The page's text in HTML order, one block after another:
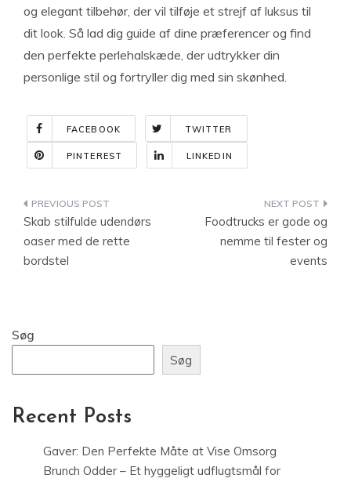
og elegant tilbehør, der vil tilføje et strejf af luksus til
dit look. Så lad dig guide af dine præferencer og find
den perfekte perlehalskæde, der udtrykker din
personlige stil og fortryller dig med sin skønhed.
FACEBOOK TWITTER
PINTEREST LINKEDIN
Indlægsnavigation
Skab stilfulde udendørs
oaser med de rette
bordstel
Foodtrucks er gode og
nemme til fester og
events
Søg
Søg
Recent Posts
Gaver: Den Perfekte Måte at Vise Omsorg
Brunch Odder – Et hyggeligt udflugtsmål for